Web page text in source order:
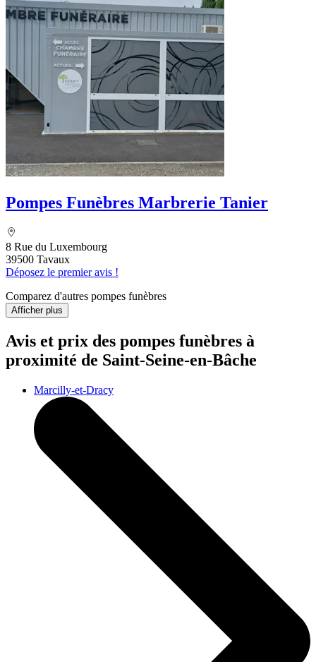
Pompes Funèbres Marbrerie Tanier
8 Rue du Luxembourg
39500 Tavaux
Déposez le premier avis !
Comparez d'autres pompes funèbres
Afficher plus
Avis et prix des pompes funèbres à
proximité de Saint-Seine-en-Bâche
Marcilly-et-Dracy